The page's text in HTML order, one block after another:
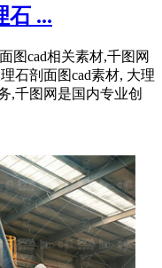
石 ...
图cad相关素材,千图网
石剖面图cad素材, 大理
,千图网是国内专业创